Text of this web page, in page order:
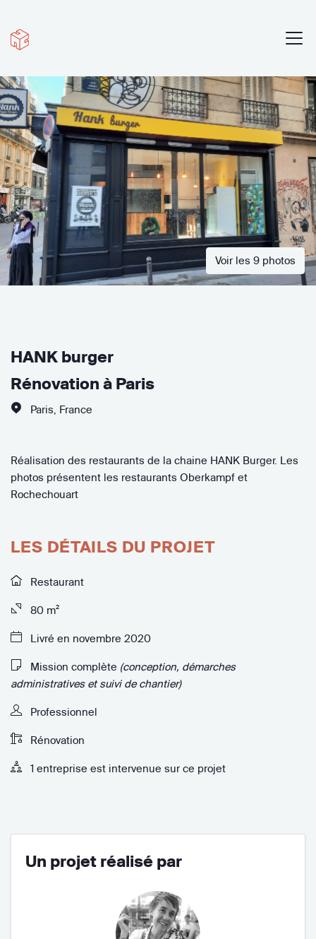
Voir les 9 photos
HANK burger
Rénovation à Paris
Paris France
Réalisation des restaurants de la chaine HANK Burger. Les
photos présentent les restaurants Oberkampf et
Rochechouart
LES DÉTAILS DU PROJET
Restaurant
80 m²
Livré en novembre 2020
Mission complète (conception, démarches
administratives et suivi de chantier)
Professionnel
Rénovation
1 entreprise est intervenue sur ce projet
Un projet réalisé par